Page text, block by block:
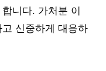
니다. 가처분 이
신중하게 대응하